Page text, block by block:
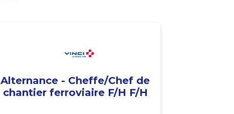
Alternance - Cheffe/Chef de
chantier ferroviaire F/H F/H